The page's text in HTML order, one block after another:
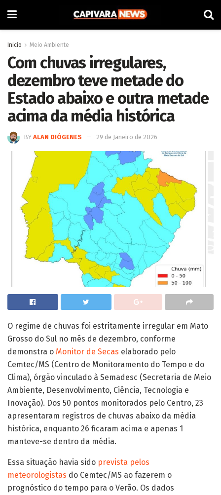
Inicio Meio Ambiente
Com chuvas irregulares,
dezembro teve metade do
Estado abaixo e outra metade
acima da média histórica
BY ALAN DIÓGENES 29 de Janeiro de 2026
O regime de chuvas foi estritamente irregular em Mato
Grosso do Sul no mês de dezembro, conforme
demonstra o Monitor de Secas elaborado pelo
Cemtec/MS (Centro de Monitoramento do Tempo e do
Clima), órgão vinculado à Semadesc (Secretaria de Meio
Ambiente, Desenvolvimento, Ciência, Tecnologia e
Inovação). Dos 50 pontos monitorados pelo Centro, 23
apresentaram registros de chuvas abaixo da média
histórica, enquanto 26 ficaram acima e apenas 1
manteve-se dentro da média.
Essa situação havia sido prevista pelos
meteorologistas do Cemtec/MS ao fazerem o
prognóstico do tempo para o Verão. Os dados